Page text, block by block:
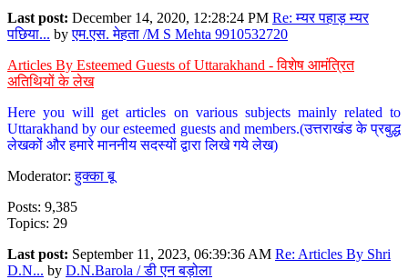
Last post: December 14, 2020, 12:28:24 PM Re: म्यर पहाड़ म्यर
पछिया... byएम.एस. मेहता /M S Mehta 9910532720
Articles By Esteemed Guests of Uttarakhand - विशेष आमंत्रित
अतिथियों के लेख
Here you will get articles on various subjects mainly related to
Uttarakhand by our esteemed guests and members.(उत्तराखंड के प्रबुद्ध
लेखकों और हमारे माननीय सदस्यों द्वारा लिखे गये लेख)
Moderator:हुक्का बू
Posts: 9,385
Topics: 29
Last post: September 11, 2023, 06:39:36 AM Re: Articles By Shri
D.N... by D.N.Barola / डी एन बड़ोला